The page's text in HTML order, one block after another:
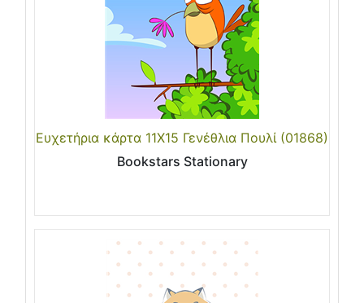
Ευχετήρια κάρτα 11Χ15 Γενέθλια Πουλί (01868)
Bookstars Stationary